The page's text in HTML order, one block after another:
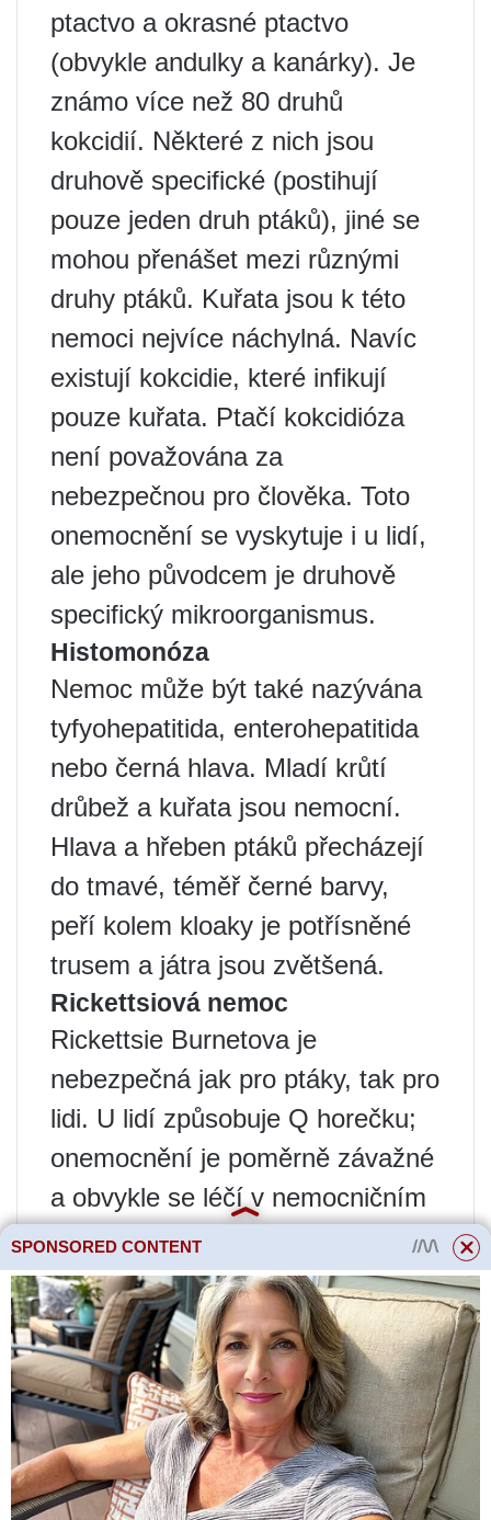
ptactvo a okrasné ptactvo
(obvykle andulky a kanárky). Je
známo více než 80 druhů
kokcidií. Některé z nich jsou
druhově specifické (postihují
pouze jeden druh ptáků), jiné se
mohou přenášet mezi různými
druhy ptáků. Kuřata jsou k této
nemoci nejvíce náchylná. Navíc
existují kokcidie, které infikují
pouze kuřata. Ptačí kokcidióza
není považována za
nebezpečnou pro člověka. Toto
onemocnění se vyskytuje i u lidí,
ale jeho původcem je druhově
specifický mikroorganismus.
Histomonóza
Nemoc může být také nazývána
tyfyohepatitida, enterohepatitida
nebo černá hlava. Mladí krůtí
drůbež a kuřata jsou nemocní.
Hlava a hřeben ptáků přecházejí
do tmavé, téměř černé barvy,
peří kolem kloaky je potřísněné
trusem a játra jsou zvětšená.
Rickettsiová nemoc
Rickettsie Burnetova je
nebezpečná jak pro ptáky, tak pro
lidi. U lidí způsobuje Q horečku;
onemocnění je poměrně závažné
a obvykle se léčí v nemocničním
prostředí. U ptáků se vyskytuje
ve formě keratokonjunktivitidy.
SPONSORED CONTENT